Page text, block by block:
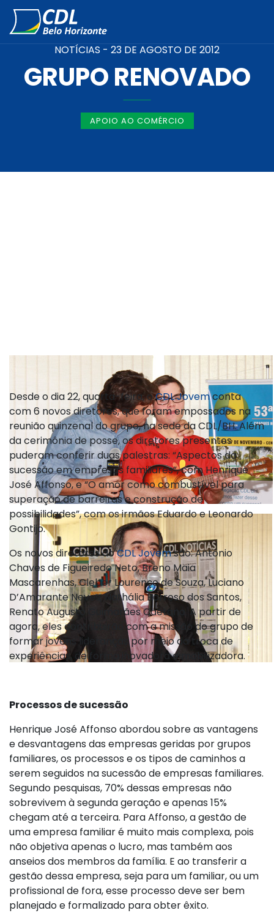
NOTÍCIAS - 23 DE AGOSTO DE 2012
GRUPO RENOVADO
APOIO AO COMÉRCIO
Desde o dia 22, quarta-feira, oCDL Jovemconta
com 6 novos diretores, que foram empossados na
reunião quinzenal do grupo, na sede da CDL/BH. Além
da cerimônia de posse, os diretores presentes
puderam conferir duas palestras: “Aspectos da
sucessão em empresas familiares”, com Henrique
José Affonso, e “O amor como combustível para
superação de barreiras e construção de
possibilidades”, com os irmãos Eduardo e Leonardo
Gontijo.
Os novos diretores doCDL Jovemsão: Antônio
Chaves de Figueiredo Neto, Breno Maia
Mascarenhas, Cleber Lourenço de Souza, Luciano
D’Amarante Neves, Nathália Barroso dos Santos,
Renato Augusto Guimarães Caetano. A partir de
agora, eles contribuirão com a missão do grupo de
formar jovens lideranças por meio da troca de
experiências, de forma inovadora e mobilizadora.
Processos de sucessão
Henrique José Affonso abordou sobre as vantagens
e desvantagens das empresas geridas por grupos
familiares, os processos e os tipos de caminhos a
serem seguidos na sucessão de empresas familiares.
Segundo pesquisas, 70% dessas empresas não
sobrevivem à segunda geração e apenas 15%
chegam até a terceira. Para Affonso, a gestão de
uma empresa familiar é muito mais complexa, pois
não objetiva apenas o lucro, mas também aos
anseios dos membros da família. E ao transferir a
gestão dessa empresa, seja para um familiar, ou um
profissional de fora, esse processo deve ser bem
planejado e formalizado para obter êxito.